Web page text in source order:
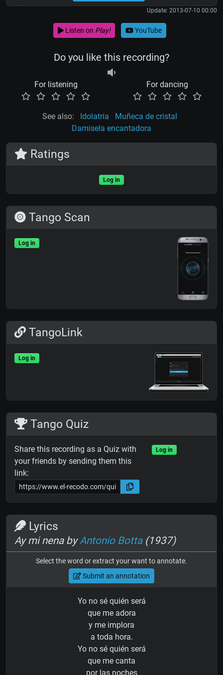
Update: 2013-07-10 00:00
Listen on Play! YouTube
Do you like this recording?
For listening For dancing
See also: Idolatria
Muñeca de cristal
Damisela encantadora
Ratings
Log in
Tango Scan
Log in
TangoLink
Log in
Tango Quiz
Share this recording as a Quiz with
your friends by sending them this
link:
Log in
Lyrics
Ay mi nena byAntonio Botta(1937)
Select the word or extract your want to annotate.
Submit an annotation
Yo no sé quién será
que me adora
y me implora
a toda hora.
Yo no sé quién será
que me canta
por las noches